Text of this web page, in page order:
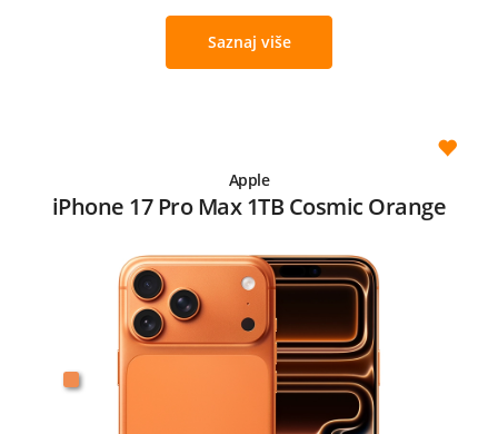
Saznaj više
Apple
iPhone 17 Pro Max 1TB Cosmic Orange